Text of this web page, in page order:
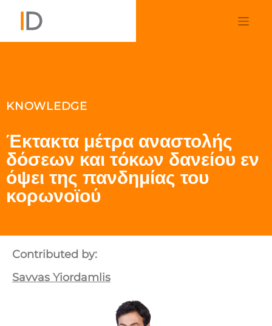
KNOWLEDGE
Έκτακτα μέτρα αναστολής
δόσεων και τόκων δανείου εν
όψει της πανδημίας του
κορωνοϊού
Contributed by:
Savvas Yiordamlis